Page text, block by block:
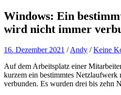
Windows: Ein
wird nicht immer
16. Dezember 2021 /Andy /Keine
Auf dem Arbeitsplatz einer
kurzem ein bestimmtes Netzlaufwerk
verbunden. Es wurden drei bis zehn